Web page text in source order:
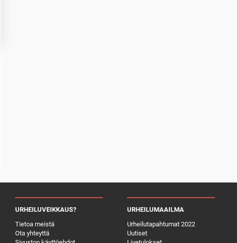
URHEILUVEIKKAUS?
Tietoa meistä
Ota yhteyttä
URHEILUMAAILMA
Urheilutapahtumat 2022
Uutiset